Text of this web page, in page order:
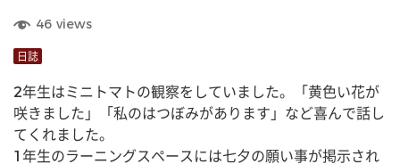
46 views
日誌
2年生はミニトマトの観察をしていました。「黄色い花が
咲きました」「私のはつぼみがあります」など喜んで話し
てくれました。
1年生のラーニングスペースには七夕の願い事が掲示され